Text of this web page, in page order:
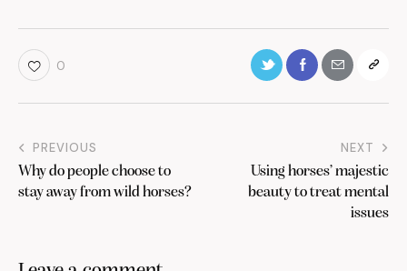
0
PREVIOUS
Why do people choose to
stay away from wild horses?
NEXT
Using horses’ majestic
beauty to treat mental
issues